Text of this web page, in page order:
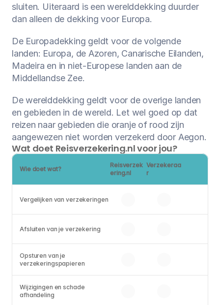
sluiten. Uiteraard is een werelddekking duurder
dan alleen de dekking voor Europa.
De Europadekking geldt voor de volgende
landen: Europa, de Azoren, Canarische Eilanden,
Madeira en in niet-Europese landen aan de
Middellandse Zee.
De werelddekking geldt voor de overige landen
en gebieden in de wereld. Let wel goed op dat
reizen naar gebieden die oranje of rood zijn
aangewezen niet worden verzekerd door Aegon.
Wat doet Reisverzekering.nl voor jou?
Wie doet wat?
Reisverzek
ering.nl
Verzekeraa
r
Vergelijken van verzekeringen
Afsluiten van je verzekering
Opsturen van je
verzekeringspapieren
Wijzigingen en schade
afhandeling